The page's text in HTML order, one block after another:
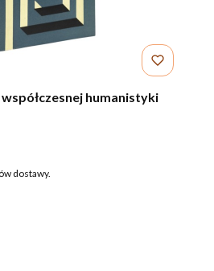
humanistyki
dostawy.